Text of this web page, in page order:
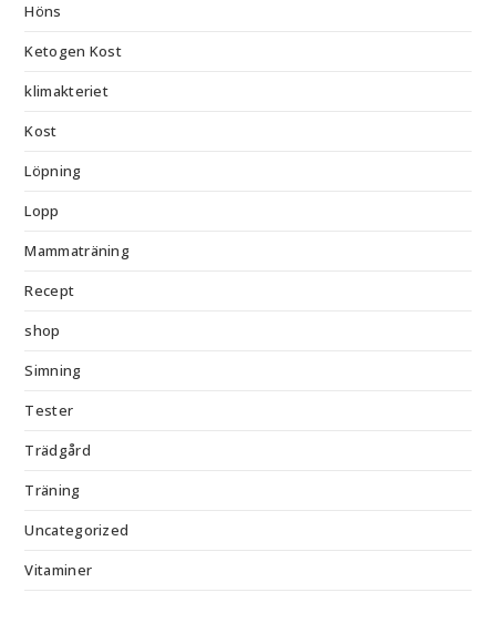
Höns
Ketogen Kost
klimakteriet
Kost
Löpning
Lopp
Mammaträning
Recept
shop
Simning
Tester
Trädgård
Träning
Uncategorized
Vitaminer